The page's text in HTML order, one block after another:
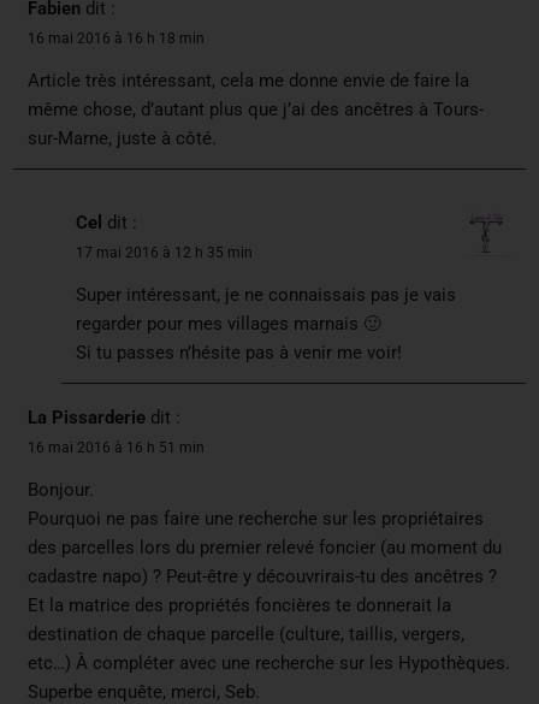
Fabien dit :
16 mai 2016 à 16 h 18 min
Article très intéressant, cela me donne envie de faire la
même chose, d’autant plus que j’ai des ancêtres à Tours-
sur-Marne, juste à côté.
Cel dit :
17 mai 2016 à 12 h 35 min
Super intéressant, je ne connaissais pas je vais
regarder pour mes villages marnais 🙂
Si tu passes n’hésite pas à venir me voir!
La Pissarderie dit :
16 mai 2016 à 16 h 51 min
Bonjour.
Pourquoi ne pas faire une recherche sur les propriétaires
des parcelles lors du premier relevé foncier (au moment du
cadastre napo) ? Peut-être y découvrirais-tu des ancêtres ?
Et la matrice des propriétés foncières te donnerait la
destination de chaque parcelle (culture, taillis, vergers,
etc…) À compléter avec une recherche sur les Hypothèques.
Superbe enquête, merci, Seb.